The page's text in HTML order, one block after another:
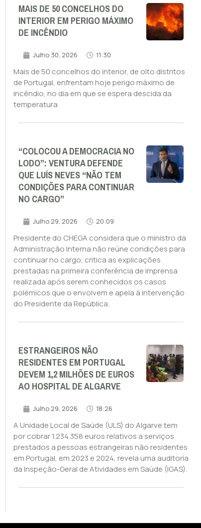
MAIS DE 50 CONCELHOS DO
INTERIOR EM PERIGO MÁXIMO
DE INCÊNDIO
Julho 30, 2026 11:30
Mais de 50 concelhos do interior, de oito distritos
de Portugal, enfrentam hoje perigo máximo de
incêndio, no dia em que se espera descida da
temperatura
“COLOCOU A DEMOCRACIA NO
LODO”: VENTURA DEFENDE
QUE LUÍS NEVES “NÃO TEM
CONDIÇÕES PARA CONTINUAR
NO CARGO”
Julho 29, 2026 20:09
Presidente do CHEGA considera que o ministro da
Administração Interna não reúne condições para
continuar no cargo, critica as explicações
prestadas na primeira conferência de imprensa
realizada após serem conhecidos os casos
polémicos que o envolvem e apela à intervenção
do Presidente da República.
ESTRANGEIROS NÃO
RESIDENTES EM PORTUGAL
DEVEM 1,2 MILHÕES DE EUROS
AO HOSPITAL DE ALGARVE
Julho 29, 2026 18:26
A Unidade Local de Saúde (ULS) do Algarve tem
por cobrar 1.234.358 euros relativos a serviços
prestados a pessoas estrangeiras não residentes
em Portugal, em 2023 e 2024, revela uma auditoria
da Inspeção-Geral de Atividades em Saúde (IGAS).